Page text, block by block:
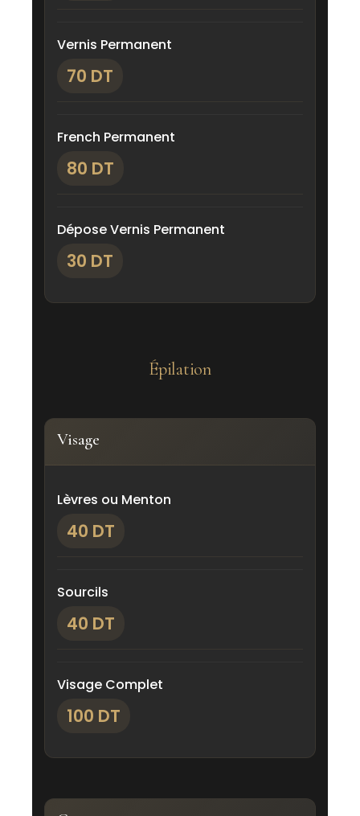
Vernis Permanent
70 DT
French Permanent
80 DT
Dépose Vernis Permanent
30 DT
Épilation
Visage
Lèvres ou Menton
40 DT
Sourcils
40 DT
Visage Complet
100 DT